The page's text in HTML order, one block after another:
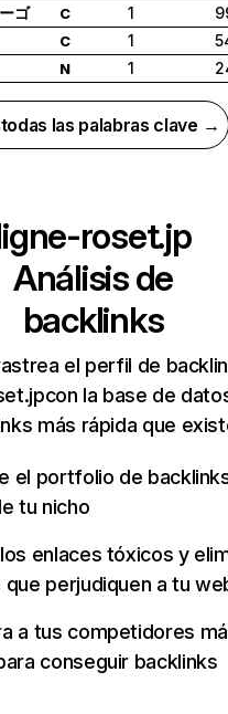
ゴ
C 1
C 1
N 1
las palabras clave →
roset.jp
Análisis de
backlinks
el perfil de
la base de
más rápida que
el portfolio de
tu nicho
enlaces tóxicos y
que perjudiquen a tu
a tus competidores
conseguir backlinks